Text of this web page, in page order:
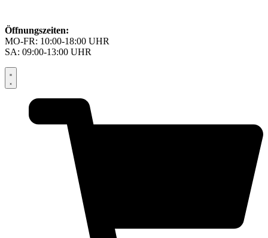
Öffnungszeiten:
MO-FR: 10:00-18:00 UHR
SA: 09:00-13:00 UHR